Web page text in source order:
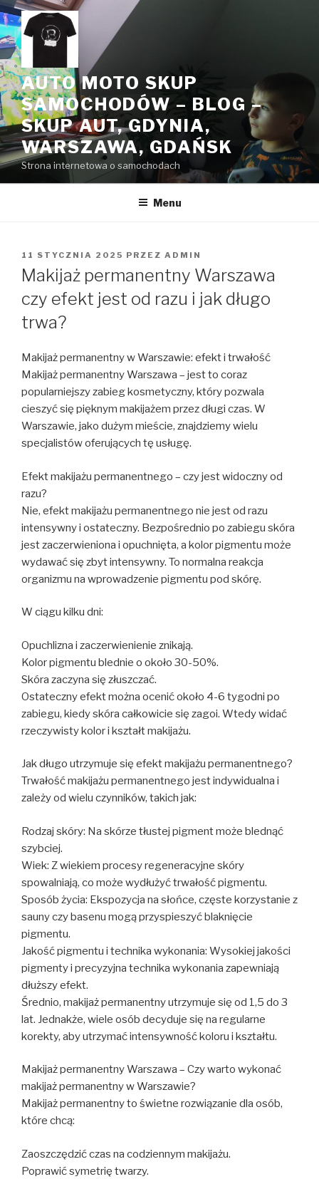
Przeskocz
do
treści
AUTO MOTO SKUP
SAMOCHODÓW – BLOG –
SKUP AUT, GDYNIA,
WARSZAWA, GDAŃSK
Strona internetowa o samochodach
Menu
OPUBLIKOWANE
W
11 STYCZNIA 2025 PRZEZ ADMIN
Makijaż permanentny Warszawa
czy efekt jest od razu i jak długo
trwa?
Makijaż permanentny w Warszawie: efekt i trwałość
Makijaż permanentny Warszawa – jest to coraz
popularniejszy zabieg kosmetyczny, który pozwala
cieszyć się pięknym makijażem przez długi czas. W
Warszawie, jako dużym mieście, znajdziemy wielu
specjalistów oferujących tę usługę.
Efekt makijażu permanentnego – czy jest widoczny od
razu?
Nie, efekt makijażu permanentnego nie jest od razu
intensywny i ostateczny. Bezpośrednio po zabiegu skóra
jest zaczerwieniona i opuchnięta, a kolor pigmentu może
wydawać się zbyt intensywny. To normalna reakcja
organizmu na wprowadzenie pigmentu pod skórę.
W ciągu kilku dni:
Opuchlizna i zaczerwienienie znikają.
Kolor pigmentu blednie o około 30-50%.
Skóra zaczyna się złuszczać.
Ostateczny efekt można ocenić około 4-6 tygodni po
zabiegu, kiedy skóra całkowicie się zagoi. Wtedy widać
rzeczywisty kolor i kształt makijażu.
Jak długo utrzymuje się efekt makijażu permanentnego?
Trwałość makijażu permanentnego jest indywidualna i
zależy od wielu czynników, takich jak:
Rodzaj skóry: Na skórze tłustej pigment może blednąć
szybciej.
Wiek: Z wiekiem procesy regeneracyjne skóry
spowalniają, co może wydłużyć trwałość pigmentu.
Sposób życia: Ekspozycja na słońce, częste korzystanie z
sauny czy basenu mogą przyspieszyć blaknięcie
pigmentu.
Jakość pigmentu i technika wykonania: Wysokiej jakości
pigmenty i precyzyjna technika wykonania zapewniają
dłuższy efekt.
Średnio, makijaż permanentny utrzymuje się od 1,5 do 3
lat. Jednakże, wiele osób decyduje się na regularne
korekty, aby utrzymać intensywność koloru i kształtu.
Makijaż permanentny Warszawa – Czy warto wykonać
makijaż permanentny w Warszawie?
Makijaż permanentny to świetne rozwiązanie dla osób,
które chcą:
Zaoszczędzić czas na codziennym makijażu.
Poprawić symetrię twarzy.